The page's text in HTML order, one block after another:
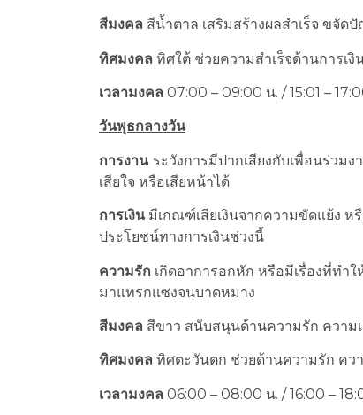
สีมงคล สีน้ำตาล เสริมสร้างผลสำเร็จ ขจั
ทิศมงคล ทิศใต้ ช่วยความสำเร็จด้านการเ
เวลามงคล 07:00 – 09:00 น. / 15:01 –
วันพุธกลางวัน
การงาน ระวังการมีปากเสียงกับเพื่อนร่วม
เสียใจ หรือเสียหน้าได้
การเงินมีเกณฑ์เสียเงินจากความขัดแย้ง ห
ประโยชน์ทางการเงินช่วงนี้
ความรัก เกิดอาการอกหัก หรือมีเรื่องที่ทำ
มาแทรกแซงจนบาดหมาง
สีมงคล สีขาว สนับสนุนด้านความรัก ควา
ทิศมงคล ทิศตะวันตก ช่วยด้านความรัก ค
เวลามงคล 06:00 – 08:00 น. / 16:00 –